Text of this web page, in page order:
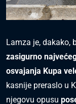
Lamza je, dakako,
zasigurno
osvajanja Kupa
kasnije preraslo u
njegovu opusu